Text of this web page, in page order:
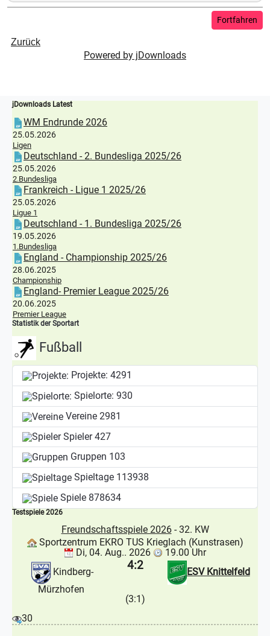
Zurück
Powered by jDownloads
jDownloads Latest
WM Endrunde 2026
25.05.2026
Ligen
Deutschland - 2. Bundesliga 2025/26
25.05.2026
2.Bundesliga
Frankreich - Ligue 1 2025/26
25.05.2026
Ligue 1
Deutschland - 1. Bundesliga 2025/26
19.05.2026
1.Bundesliga
England - Championship 2025/26
28.06.2025
Championship
England- Premier League 2025/26
20.06.2025
Premier League
Statistik der Sportart
Fußball
Projekte: 4291
Spielorte: 930
Vereine 2981
Spieler427
Gruppen 103
Spieltage 113938
Spiele 878634
Testspiele 2026
Freundschaftsspiele 2026- 32. KW
Sportzentrum EKRO TUS Krieglach (Kunstrasen)
Di, 04. Aug.. 2026
19.00 Uhr
Kindberg-
Mürzhofen
ESV Knittelfeld
4:2
(3:1)
30